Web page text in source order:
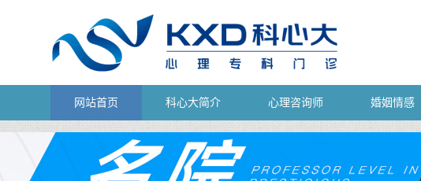
网站首页 科心大简介 心理咨询师 婚姻情感